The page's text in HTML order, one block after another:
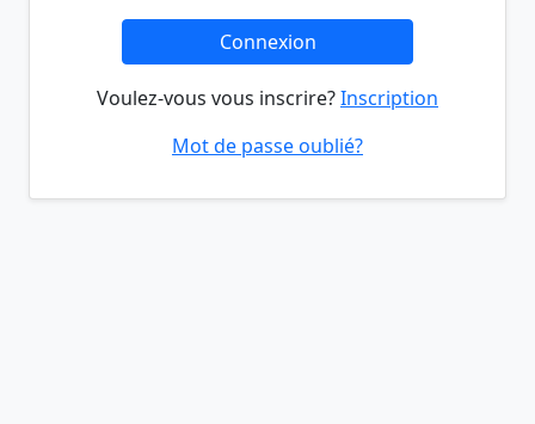
Connexion
Voulez-vous vous inscrire?Inscription
Mot de passe oublié?